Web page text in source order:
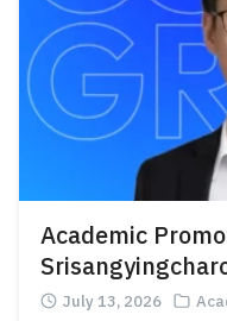
Academic
July 13, 2026